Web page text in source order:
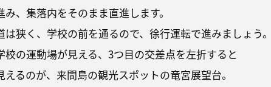
、集落内をそのまま直進します。
は狭く、学校の前を通るので、徐行運転で進みましょう。
校の運動場が見える、3つ目の交差点を左折すると
えるのが、来間島の観光スポットの竜宮展望台。